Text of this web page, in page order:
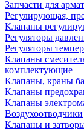
Запчасти для
Регулирующая,
Клапаны
Регуляторы
Регуляторы
Клапаны
комплектующие
Клапаны, краны
Клапаны
Клапаны
Воздухоотводчики
Клапаны и